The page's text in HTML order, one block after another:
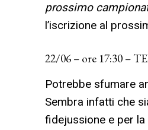
prossimo
l’iscrizione al
22/06 – ore 17:30 –
Potrebbe sfumare
Sembra infatti che
fidejussione e per la